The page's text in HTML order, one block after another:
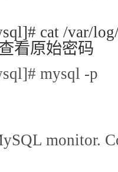
cat /var/
看原始密码
mysql]#
monitor.